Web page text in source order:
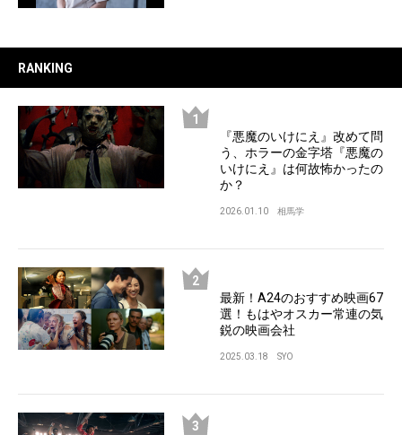
RANKING
『悪魔のいけにえ』改めて問
う、ホラーの金字塔『悪魔の
いけにえ』は何故怖かったの
か？
2026.01.10 相馬学
最新！A24のおすすめ映画67
選！もはやオスカー常連の気
鋭の映画会社
2025.03.18 SYO